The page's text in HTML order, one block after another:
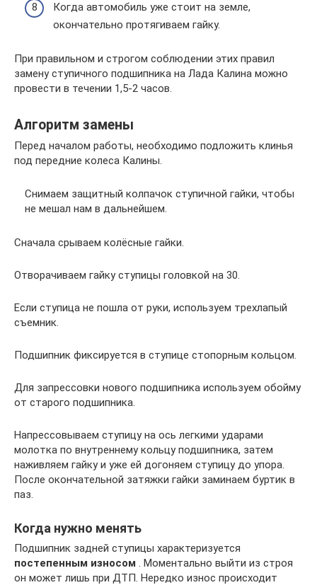
Когда автомобиль уже стоит на земле,
окончательно протягиваем гайку.
При правильном и строгом соблюдении этих правил
замену ступичного подшипника на Лада Калина можно
провести в течении 1,5-2 часов.
Алгоритм замены
Перед началом работы, необходимо подложить клинья
под передние колеса Калины.
Снимаем защитный колпачок ступичной гайки, чтобы
не мешал нам в дальнейшем.
Сначала срываем колёсные гайки.
Отворачиваем гайку ступицы головкой на 30.
Если ступица не пошла от руки, используем трехлапый
съемник.
Подшипник фиксируется в ступице стопорным кольцом.
Для запрессовки нового подшипника используем обойму
от старого подшипника.
Напрессовываем ступицу на ось легкими ударами
молотка по внутреннему кольцу подшипника, затем
наживляем гайку и уже ей догоняем ступицу до упора.
После окончательной затяжки гайки заминаем буртик в
паз.
Когда нужно менять
Подшипник задней ступицы характеризуется
постепенным износом . Моментально выйти из строя
он может лишь при ДТП. Нередко износ происходит